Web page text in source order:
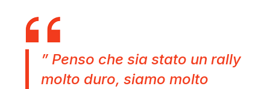
” Penso che sia stato un rally
molto duro, siamo molto